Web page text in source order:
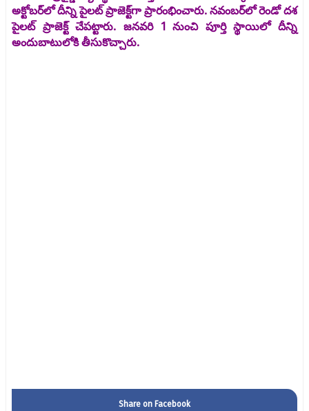
అక్టోబర్‌లో దీన్ని పైలట్‌ ప్రాజెక్ట్‌గా ప్రారంభించారు. నవంబర్‌లో రెండో దశ
పైలట్‌ ప్రాజెక్ట్‌ చేపట్టారు. జనవరి 1 నుంచి పూర్తి స్థాయిలో దీన్ని
అందుబాటులోకి తీసుకొచ్చారు.
Share on Facebook